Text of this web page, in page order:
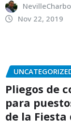
Nov 22, 2019
Pliegos de
para
de la Fiesta